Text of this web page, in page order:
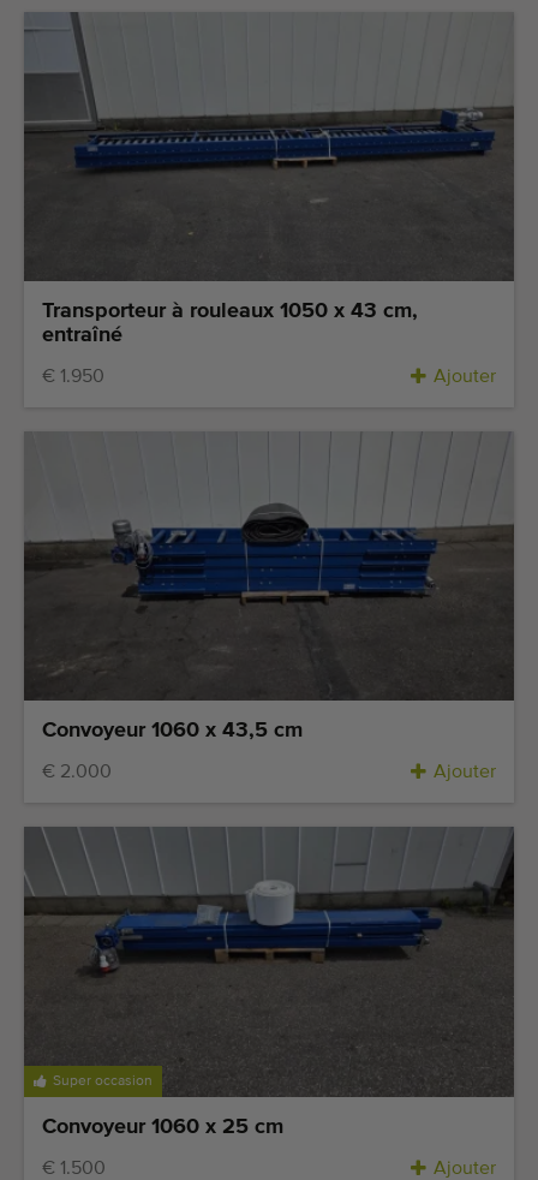
Transporteur à rouleaux 1050 x 43 cm,
entraîné
€ 1.950 Ajouter
Convoyeur 1060 x 43,5 cm
€ 2.000 Ajouter
Super occasion
Convoyeur 1060 x 25 cm
€ 1.500 Ajouter